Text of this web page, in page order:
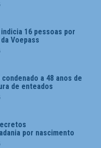
16 pessoas por
Voepass
a 48 anos de
de enteados
por nascimento